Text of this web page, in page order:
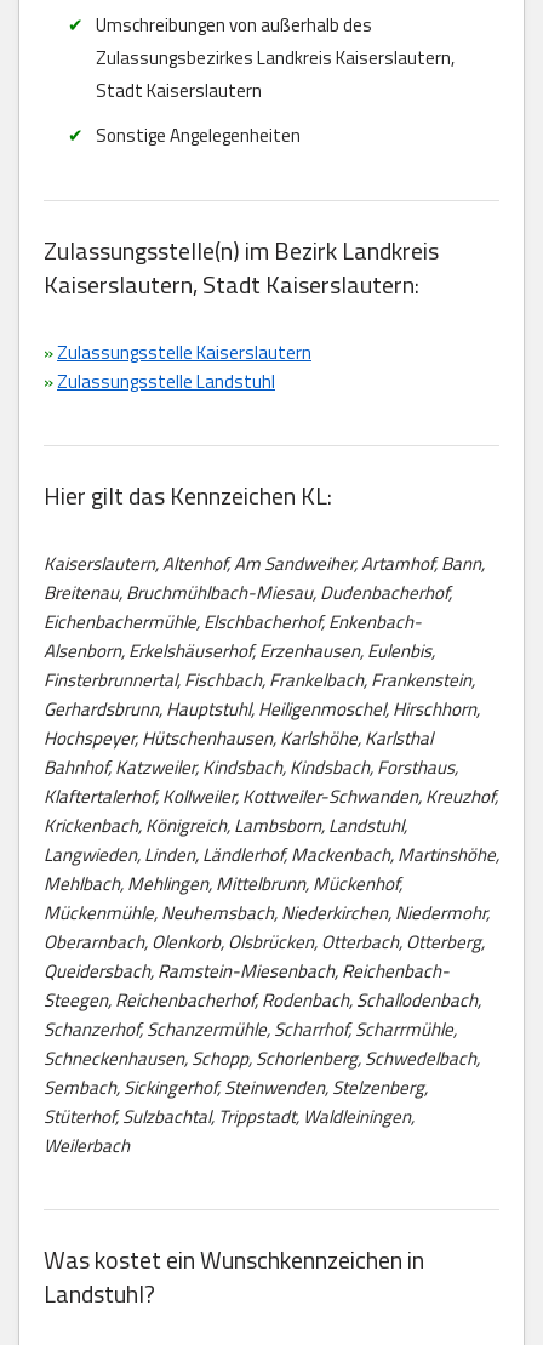
Umschreibungen von außerhalb des
Zulassungsbezirkes Landkreis Kaiserslautern,
Stadt Kaiserslautern
Sonstige Angelegenheiten
Zulassungsstelle(n) im Bezirk Landkreis
Kaiserslautern, Stadt Kaiserslautern:
»Zulassungsstelle Kaiserslautern
»Zulassungsstelle Landstuhl
Hier gilt das Kennzeichen KL:
Kaiserslautern, Altenhof, Am Sandweiher, Artamhof, Bann,
Breitenau, Bruchmühlbach-Miesau, Dudenbacherhof,
Eichenbachermühle, Elschbacherhof, Enkenbach-
Alsenborn, Erkelshäuserhof, Erzenhausen, Eulenbis,
Finsterbrunnertal, Fischbach, Frankelbach, Frankenstein,
Gerhardsbrunn, Hauptstuhl, Heiligenmoschel, Hirschhorn,
Hochspeyer, Hütschenhausen, Karlshöhe, Karlsthal
Bahnhof, Katzweiler, Kindsbach, Kindsbach, Forsthaus,
Klaftertalerhof, Kollweiler, Kottweiler-Schwanden, Kreuzhof,
Krickenbach, Königreich, Lambsborn, Landstuhl,
Langwieden, Linden, Ländlerhof, Mackenbach, Martinshöhe,
Mehlbach, Mehlingen, Mittelbrunn, Mückenhof,
Mückenmühle, Neuhemsbach, Niederkirchen, Niedermohr,
Oberarnbach, Olenkorb, Olsbrücken, Otterbach, Otterberg,
Queidersbach, Ramstein-Miesenbach, Reichenbach-
Steegen, Reichenbacherhof, Rodenbach, Schallodenbach,
Schanzerhof, Schanzermühle, Scharrhof, Scharrmühle,
Schneckenhausen, Schopp, Schorlenberg, Schwedelbach,
Sembach, Sickingerhof, Steinwenden, Stelzenberg,
Stüterhof, Sulzbachtal, Trippstadt, Waldleiningen,
Weilerbach
Was kostet ein Wunschkennzeichen in
Landstuhl?